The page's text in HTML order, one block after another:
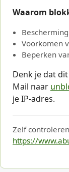
Waarom
Voorkomen
Beperken
Denk je dat
Mail naar
je IP-adres.
Zelf
https://